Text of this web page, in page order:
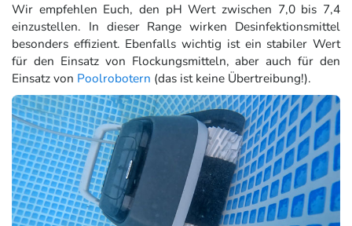
Wir empfehlen Euch, den pH Wert zwischen 7,0 bis 7,4
einzustellen. In dieser Range wirken Desinfektionsmittel
besonders effizient. Ebenfalls wichtig ist ein stabiler Wert
für den Einsatz von Flockungsmitteln, aber auch für den
Einsatz von Poolrobotern (das ist keine Übertreibung!).